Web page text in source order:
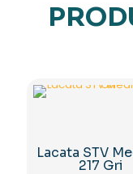
Lacata STV
217 Gri